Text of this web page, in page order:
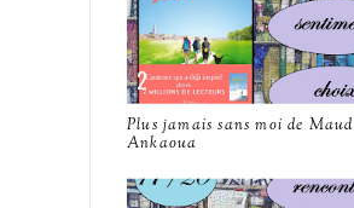
Plus jamais sans moi de Maud
Ankaoua